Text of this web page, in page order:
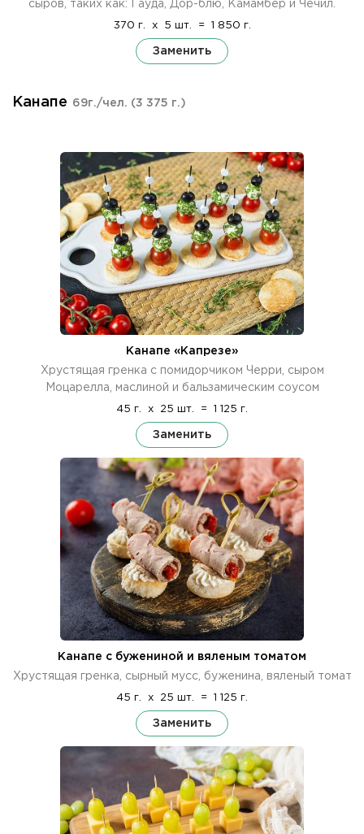
сыров, таких как: Гауда, Дор-блю, Камамбер и Чечил.
370 г. x 5 шт. = 1 850 г.
Заменить
Канапе 69г./чел. (3 375 г.)
Канапе «Капрезе»
Хрустящая гренка с помидорчиком Черри, сыром
Моцарелла, маслиной и бальзамическим соусом
45 г. x 25 шт. = 1 125 г.
Заменить
Канапе с бужениной и вяленым томатом
Хрустящая гренка, сырный мусс, буженина, вяленый томат
45 г. x 25 шт. = 1 125 г.
Заменить